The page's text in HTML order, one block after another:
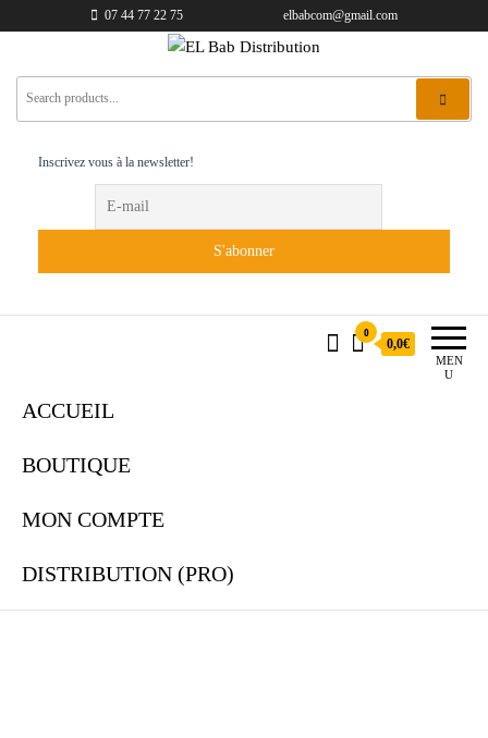
07 44 77 22 75 elbabcom@gmail.com
EL Bab Distribution
Inscrivez vous à la newsletter!
MEN
U
0
0,0€
ACCUEIL
BOUTIQUE
MON COMPTE
DISTRIBUTION (PRO)